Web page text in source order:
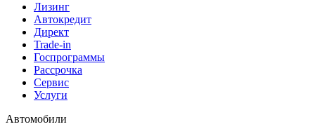
Лизинг
Автокредит
Директ
Trade-in
Госпрограммы
Рассрочка
Сервис
Услуги
Автомобили